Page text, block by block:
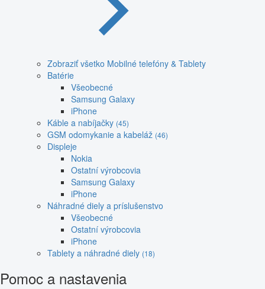
Zobraziť všetko Mobilné telefóny & Tablety
Batérie
Všeobecné
Samsung Galaxy
iPhone
Káble a nabíjačky (45)
GSM odomykanie a kabeláž (46)
Displeje
Nokia
Ostatní výrobcovia
Samsung Galaxy
iPhone
Náhradné diely a príslušenstvo
Všeobecné
Ostatní výrobcovia
iPhone
Tablety a náhradné diely (18)
Pomoc a nastavenia